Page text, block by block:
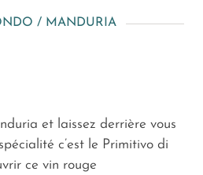
/ MANDURIA
et laissez derrière vous
c’est le Primitivo di
ce vin rouge